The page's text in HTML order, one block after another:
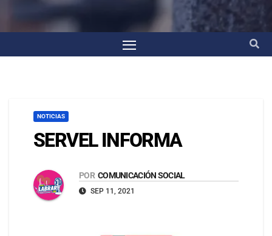
NOTICIAS
SERVEL INFORMA
POR COMUNICACIÓN SOCIAL
SEP 11, 2021